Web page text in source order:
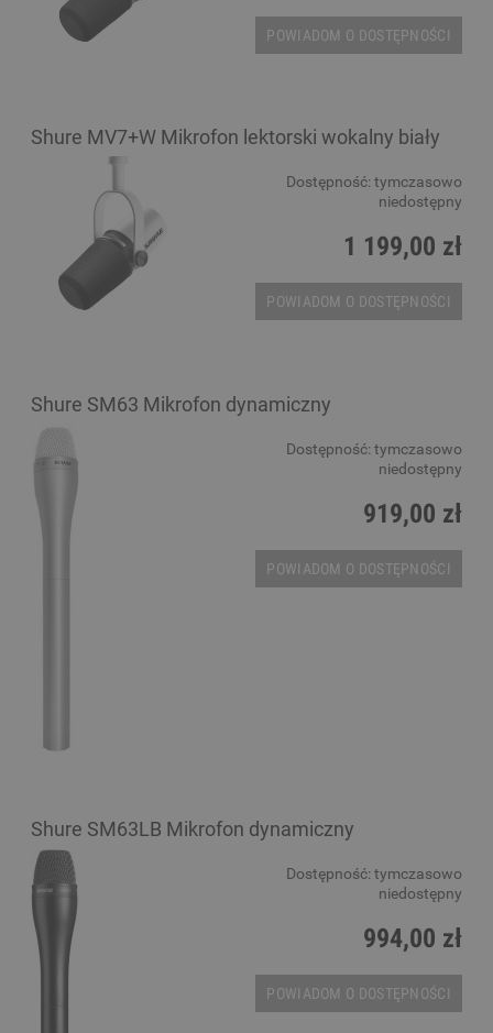
POWIADOM O DOSTĘPNOŚCI
Shure MV7+W Mikrofon lektorski wokalny biały
Dostępność: tymczasowo
niedostępny
1 199,00 zł
POWIADOM O DOSTĘPNOŚCI
Shure SM63 Mikrofon dynamiczny
Dostępność: tymczasowo
niedostępny
919,00 zł
POWIADOM O DOSTĘPNOŚCI
Shure SM63LB Mikrofon dynamiczny
Dostępność: tymczasowo
niedostępny
994,00 zł
POWIADOM O DOSTĘPNOŚCI